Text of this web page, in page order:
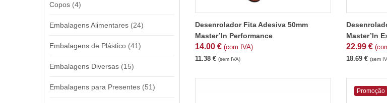
Copos (4)
Embalagens Alimentares (24)
Embalagens de Plástico (41)
Embalagens Diversas (15)
Embalagens para Presentes (51)
Desenrolador Fita Adesiva 50mm
Master’In Performance
14.00 € (com IVA)
11.38 € (sem IVA)
Master’In
22.99 €
18.69 € (sem
Promoção